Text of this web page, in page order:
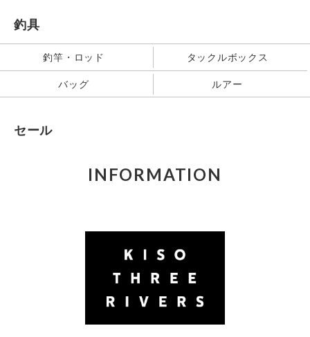
釣具
釣竿・ロッド タックルボックス
バッグ ルアー
セール
INFORMATION